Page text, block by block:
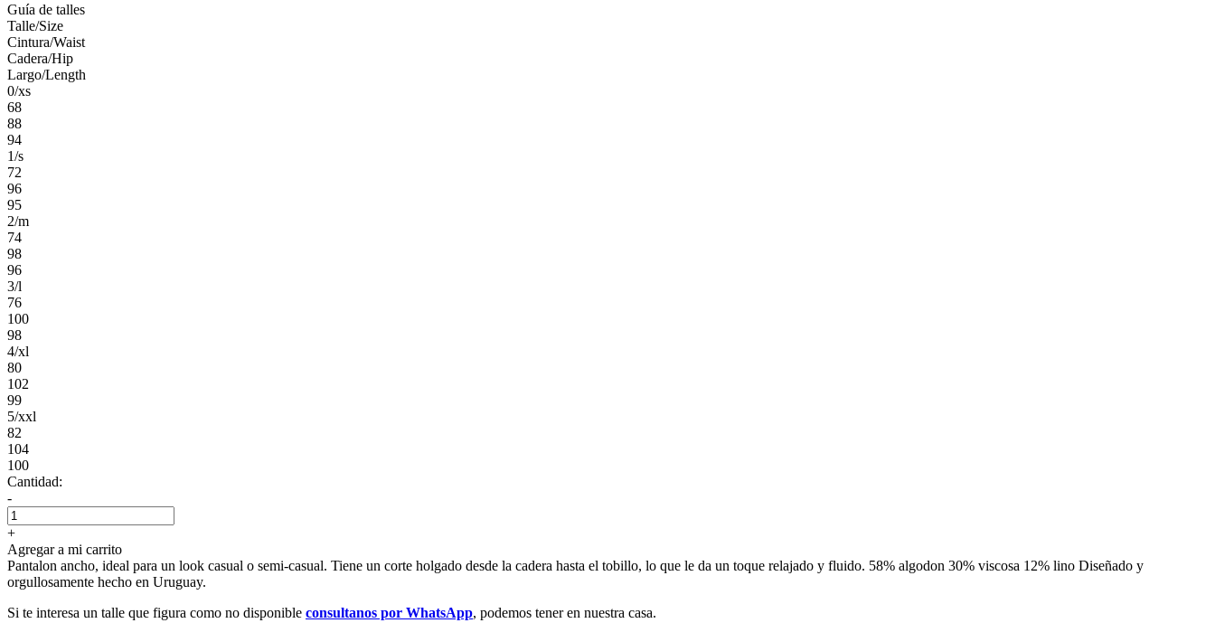
Guía de talles
Talle/Size
Cintura/Waist
Cadera/Hip
Largo/Length
0/xs
68
88
94
1/s
72
96
95
2/m
74
98
96
3/l
76
100
98
4/xl
80
102
99
5/xxl
82
104
100
Cantidad:
-
+
Agregar a mi carrito
Pantalon ancho, ideal para un look casual o semi-casual. Tiene un corte holgado desde la cadera hasta el tobillo, lo que le da un toque relajado y fluido. 58% algodon 30% viscosa 12% lino Diseñado y
orgullosamente hecho en Uruguay.
Si te interesa un talle que figura como no disponible consultanos por WhatsApp, podemos tener en nuestra casa.